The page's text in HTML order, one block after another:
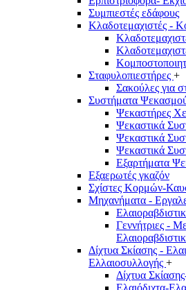
Συμπιεστές εδάφους
Κλαδοτεμαχιστές -
Σταφυλοπιεστήρες +
Σακούλες για
Συστήματα
Ψεκαστήρες
Ψεκαστικά
Ψεκαστικά
Ψεκαστικά
Εξαρτήματα
Εξαερωτές γκαζόν
Σχίστες Κορμών-
Μηχανήματα -
Γεννήτριες -
Δίχτυα Σκίασης -
Ελλαιοσυλλογής +
Δίχτυα
Ελαιόδιχτα-